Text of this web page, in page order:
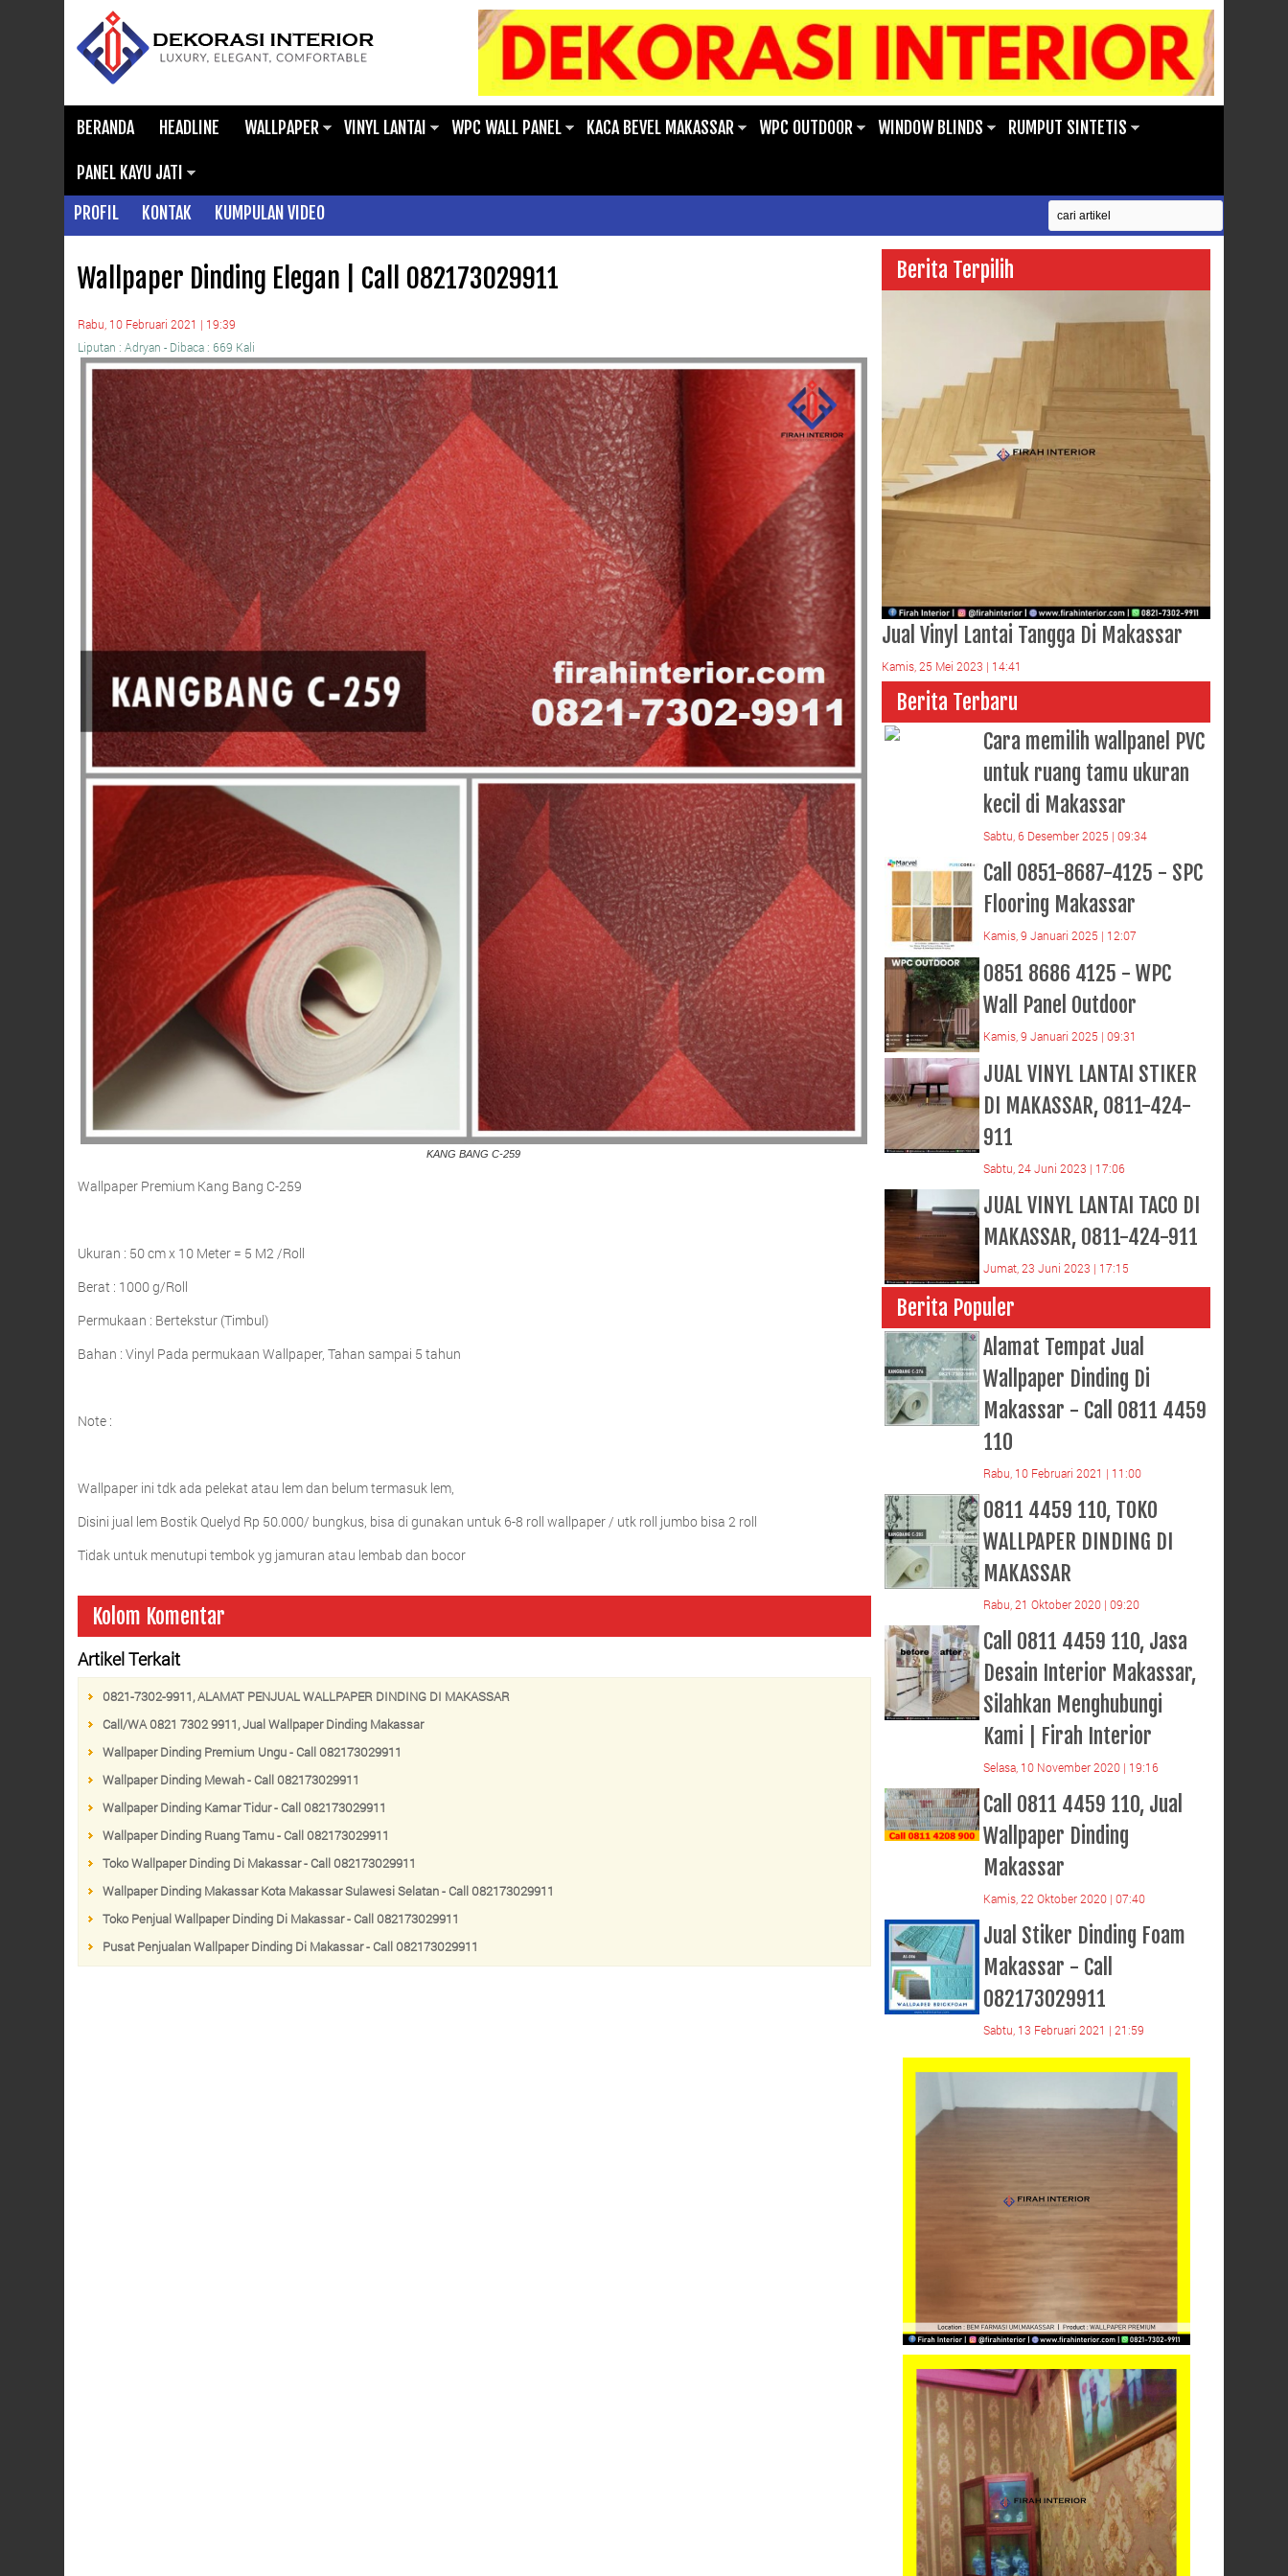
BERANDA HEADLINE WALLPAPER VINYL LANTAI WPC WALL PANEL KACA BEVEL MAKASSAR WPC OUTDOOR WINDOW BLINDS RUMPUT SINTETIS
PANEL KAYU JATI
PROFIL
KONTAK KUMPULAN VIDEO
Wallpaper Dinding Elegan | Call 082173029911
Rabu, 10 Februari 2021 | 19:39
Liputan : Adryan - Dibaca : 669 Kali
KANG BANG C-259
Wallpaper Premium Kang Bang C-259
Ukuran : 50 cm x 10 Meter = 5 M2 /Roll
Berat : 1000 g/Roll
Permukaan : Bertekstur (Timbul)
Bahan : Vinyl Pada permukaan Wallpaper, Tahan sampai 5 tahun
Note :
Wallpaper ini tdk ada pelekat atau lem dan belum termasuk lem,
Disini jual lem Bostik Quelyd Rp 50.000/ bungkus, bisa di gunakan untuk 6-8 roll wallpaper / utk roll jumbo bisa 2 roll
Tidak untuk menutupi tembok yg jamuran atau lembab dan bocor
Kolom Komentar
Artikel Terkait
0821-7302-9911, ALAMAT PENJUAL WALLPAPER DINDING DI MAKASSAR
Call/WA 0821 7302 9911, Jual Wallpaper Dinding Makassar
Wallpaper Dinding Premium Ungu - Call 082173029911
Wallpaper Dinding Mewah - Call 082173029911
Wallpaper Dinding Kamar Tidur - Call 082173029911
Wallpaper Dinding Ruang Tamu - Call 082173029911
Toko Wallpaper Dinding Di Makassar - Call 082173029911
Wallpaper Dinding Makassar Kota Makassar Sulawesi Selatan - Call 082173029911
Toko Penjual Wallpaper Dinding Di Makassar - Call 082173029911
Pusat Penjualan Wallpaper Dinding Di Makassar - Call 082173029911
Berita Terpilih
Jual Vinyl Lantai Tangga Di Makassar
Kamis, 25 Mei 2023 | 14:41
Berita Terbaru
Cara memilih wallpanel PVC
untuk ruang tamu ukuran
kecil di Makassar
Sabtu, 6 Desember 2025 | 09:34
Call 0851-8687-4125 - SPC
Flooring Makassar
Kamis, 9 Januari 2025 | 12:07
0851 8686 4125 - WPC
Wall Panel Outdoor
Kamis, 9 Januari 2025 | 09:31
JUAL VINYL LANTAI STIKER
DI MAKASSAR, 0811-424-
911
Sabtu, 24 Juni 2023 | 17:06
JUAL VINYL LANTAI TACO DI
MAKASSAR, 0811-424-911
Jumat, 23 Juni 2023 | 17:15
Berita Populer
Alamat Tempat Jual
Wallpaper Dinding Di
Makassar - Call 0811 4459
110
Rabu, 10 Februari 2021 | 11:00
0811 4459 110, TOKO
WALLPAPER DINDING DI
MAKASSAR
Rabu, 21 Oktober 2020 | 09:20
Call 0811 4459 110, Jasa
Desain Interior Makassar,
Silahkan Menghubungi
Kami | Firah Interior
Selasa, 10 November 2020 | 19:16
Call 0811 4459 110, Jual
Wallpaper Dinding
Makassar
Kamis, 22 Oktober 2020 | 07:40
Jual Stiker Dinding Foam
Makassar - Call
082173029911
Sabtu, 13 Februari 2021 | 21:59